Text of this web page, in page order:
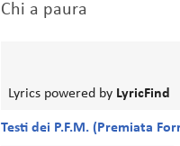
Chi a paura
Lyrics powered by LyricFind
Testi dei P.F.M. (Premiata